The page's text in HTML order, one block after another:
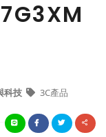
科技 3C產品